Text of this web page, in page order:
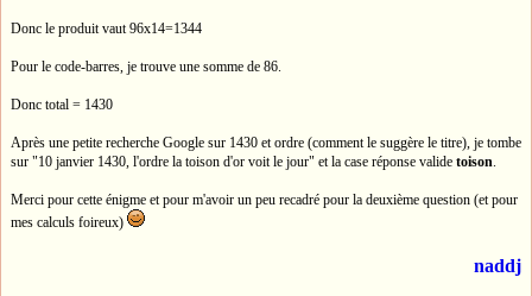
Donc le produit vaut 96x14=1344
Pour le code-barres, je trouve une somme de 86.
Donc total = 1430
Après une petite recherche Google sur 1430 et ordre (comment le suggère le titre), je tombe
sur "10 janvier 1430, l'ordre la toison d'or voit le jour" et la case réponse valide toison.
Merci pour cette énigme et pour m'avoir un peu recadré pour la deuxième question (et pour
mes calculs foireux)
naddj